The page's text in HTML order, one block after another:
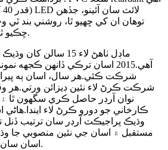
توهان ان کي ڇهيو ٿا، روشني بند ٿي
ڇڪيو ٿا، روشني بند ٿي وڃي ٿي.
آهي.2015 اسان ترڪي ڏانهن ڪجهه
شرڪت ڪئي.هر سال، اسان ٻه ڀيرا
شرڪت ڪرڻ لاء نئين ڊيزائن ورتي.هر
نوان آرڊر حاصل ڪري سگهون ٿا
ڪارخاني جو دورو ڪرڻ لاء
وڌيڪ پراجيڪٽ آرڊر سان ترتيب ڏنل
مستقبل ۾ اسان جي نئين منصوبي جا
اسان سان رابطي ۾ رهڻ لاء ڀليڪار.